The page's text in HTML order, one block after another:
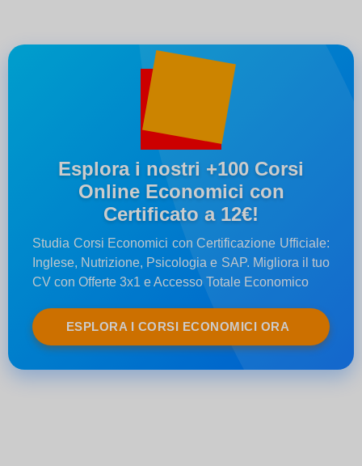
Esplora i nostri +100 Corsi
Online Economici con
Certificato a 12€!
Studia Corsi Economici con Certificazione Ufficiale:
Inglese, Nutrizione, Psicologia e SAP. Migliora il tuo
CV con Offerte 3x1 e Accesso Totale Economico
ESPLORA I CORSI ECONOMICI ORA